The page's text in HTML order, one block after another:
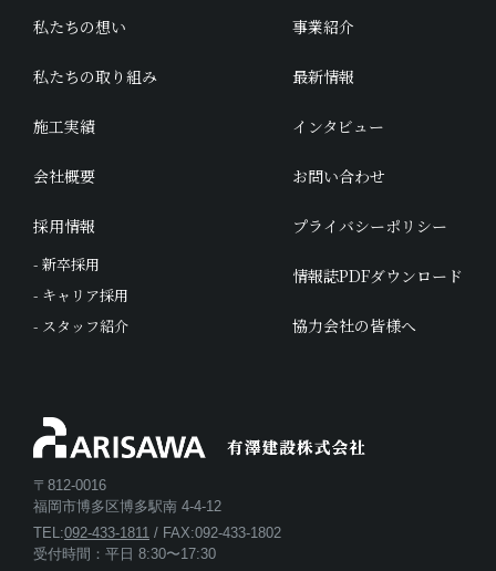
私たちの想い
私たちの取り組み
施工実績
会社概要
採用情報
- 新卒採用
- キャリア採用
- スタッフ紹介
事業紹介
最新情報
インタビュー
お問い合わせ
プライバシーポリシー
情報誌PDFダウンロード
協力会社の皆様へ
〒812-0016
福岡市博多区博多駅南 4-4-12
TEL:092-433-1811 / FAX:092-433-1802
受付時間：平日 8:30〜17:30